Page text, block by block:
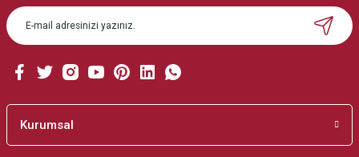
Ürün açıklamasında eksik bilgiler bulunuyor.
Ürün bilgilerinde hatalar bulunuyor.
Bu ürüne benzer farklı alternatifler olmalı.
Kurumsal